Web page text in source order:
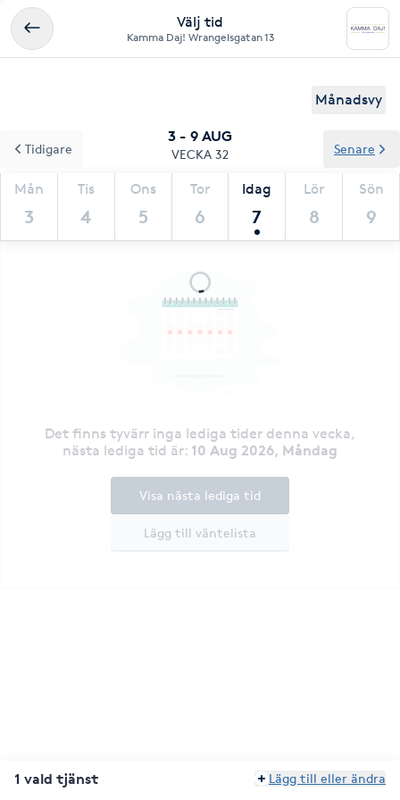
Välj tid
Kamma Daj! Wrangelsgatan 13
Månadsvy
3 - 9 AUG
VECKA 32
Mån
3
Tis
4
Ons
5
Tor
6
Idag
7
Lör
8
Sön
9
Tidigare Senare
Det finns tyvärr inga lediga tider denna vecka,
nästa lediga tid är: 10 Aug 2026, Måndag
Lägg till väntelista
Visa nästa lediga tid
1 vald tjänst Lägg till eller ändra